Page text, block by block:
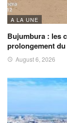
A LA UNE
Bujumbura : les
prolongement
August 6, 2026